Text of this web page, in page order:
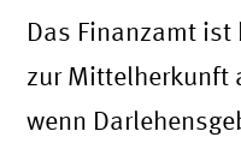
Das Finanzamt
zur Mittelherkunft
wenn